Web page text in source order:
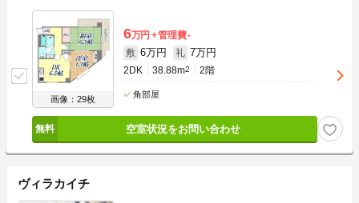
画像：29枚
6万円 管理費-
敷 6万円 礼 7万円
2DK 38.88m2 2階
角部屋
空室状況をお問い合わせ
ヴィラカイチ